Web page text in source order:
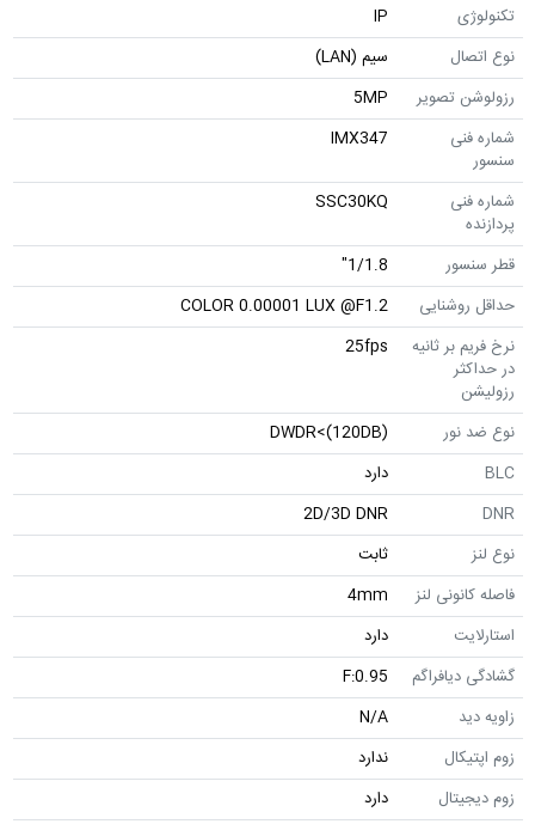
تکنولوژی
IP
نوع اتصال
سیم (LAN)
رزولوشن تصویر
5MP
شماره فنی
سنسور
IMX347
شماره فنی
پردازنده
SSC30KQ
قطر سنسور
1/1.8"
حداقل روشنایی
COLOR 0.00001 LUX @F1.2
نرخ فریم بر ثانیه
در حداکثر
رزولیشن
25fps
نوع ضد نور
DWDR<(120DB)
BLC
دارد
DNR
2D/3D DNR
نوع لنز
ثابت
فاصله کانونی لنز
4mm
استارلایت
دارد
گشادگی دیافراگم
F:0.95
زاویه دید
N/A
زوم اپتیکال
ندارد
زوم دیجیتال
دارد